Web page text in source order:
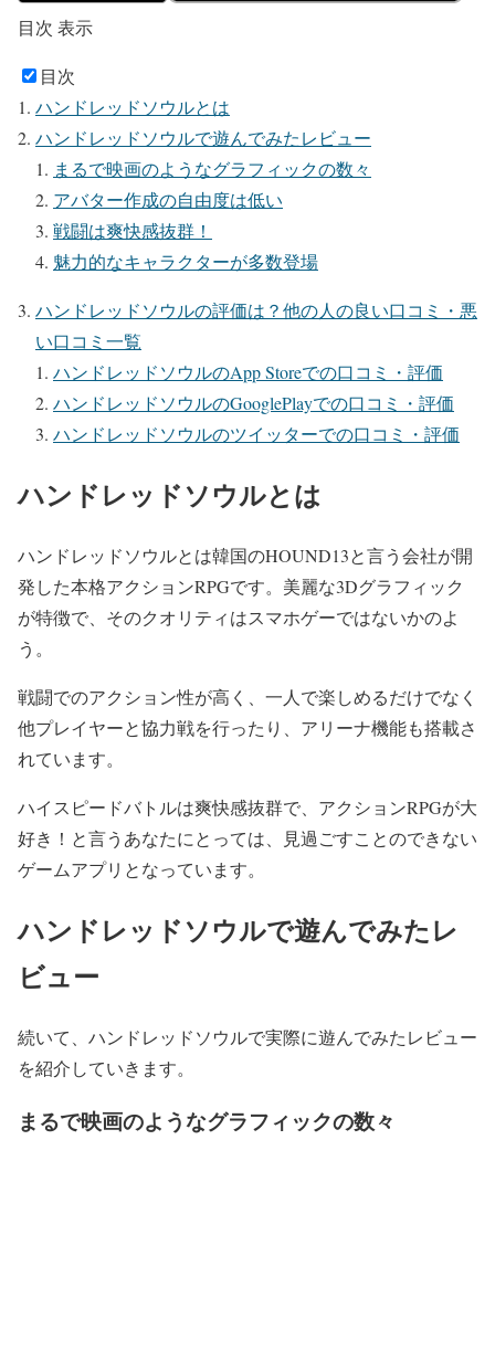
目次 表示
目次
ハンドレッドソウルとは
ハンドレッドソウルで遊んでみたレビュー
まるで映画のようなグラフィックの数々
アバター作成の自由度は低い
戦闘は爽快感抜群！
魅力的なキャラクターが多数登場
ハンドレッドソウルの評価は？他の人の良い口コミ・悪
い口コミ一覧
ハンドレッドソウルのApp Storeでの口コミ・評価
ハンドレッドソウルのGooglePlayでの口コミ・評価
ハンドレッドソウルのツイッターでの口コミ・評価
ハンドレッドソウルとは
ハンドレッドソウルとは韓国のHOUND13と言う会社が開
発した本格アクションRPGです。美麗な3Dグラフィック
が特徴で、そのクオリティはスマホゲーではないかのよ
う。
戦闘でのアクション性が高く、一人で楽しめるだけでなく
他プレイヤーと協力戦を行ったり、アリーナ機能も搭載さ
れています。
ハイスピードバトルは爽快感抜群で、アクションRPGが大
好き！と言うあなたにとっては、見過ごすことのできない
ゲームアプリとなっています。
ハンドレッドソウルで遊んでみたレ
ビュー
続いて、ハンドレッドソウルで実際に遊んでみたレビュー
を紹介していきます。
まるで映画のようなグラフィックの数々